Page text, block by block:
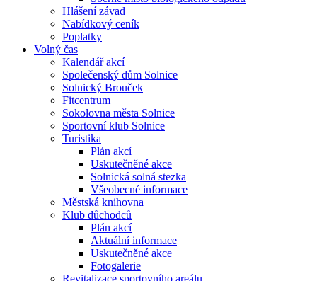
Hlášení závad
Nabídkový ceník
Poplatky
Volný čas
Kalendář akcí
Společenský dům Solnice
Solnický Brouček
Fitcentrum
Sokolovna města Solnice
Sportovní klub Solnice
Turistika
Plán akcí
Uskutečněné akce
Solnická solná stezka
Všeobecné informace
Městská knihovna
Klub důchodců
Plán akcí
Aktuální informace
Uskutečněné akce
Fotogalerie
Revitalizace sportovního areálu